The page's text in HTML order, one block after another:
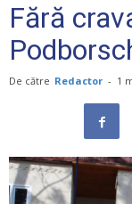
Fără
De către Redactor - 1